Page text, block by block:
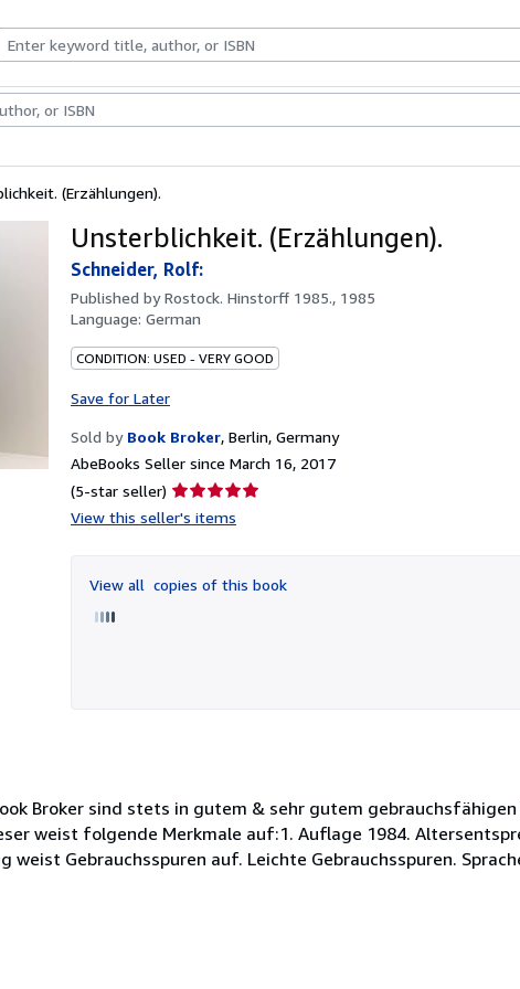
BooksArt & Collectibles
(Erzählungen).
Unsterblichkeit. (Erzählungen).
Schneider, Rolf:
Published byRostock. Hinstorff 1985., 1985
Language: German
CONDITION: USED - VERY GOOD
Save for Later
Sold by Book Broker, Berlin, Germany
AbeBooks Seller since March 16, 2017
(5-star seller) Seller
rating
of
5
View this seller's items
View all copies of this book
Broker sind stets in gutem & sehr gutem
weist folgende Merkmale auf:1. Auflage 1984.
weist Gebrauchsspuren auf. Leichte Gebrauchsspuren.